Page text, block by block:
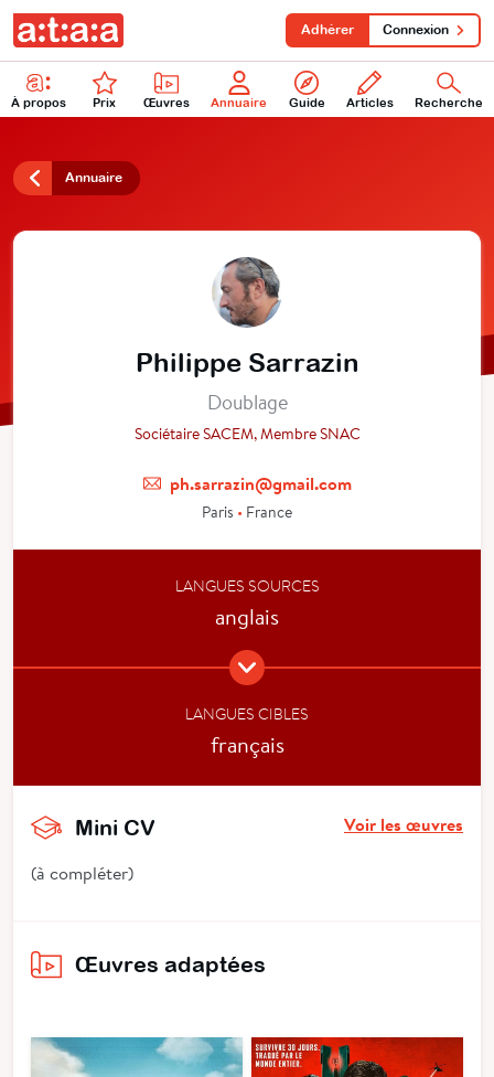
À propos Prix Œuvres Annuaire Guide Articles Recherche
Adhérer Connexion
Annuaire
Philippe Sarrazin
Doublage
Sociétaire SACEM, Membre SNAC
ph.sarrazin@gmail.com
Paris • France
LANGUES SOURCES
anglais
LANGUES CIBLES
français
Mini CV Voir les œuvres
(à compléter)
Œuvres adaptées